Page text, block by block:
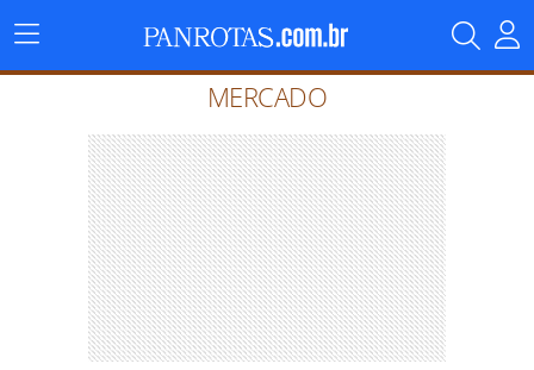
Menu
Principal
MERCADO